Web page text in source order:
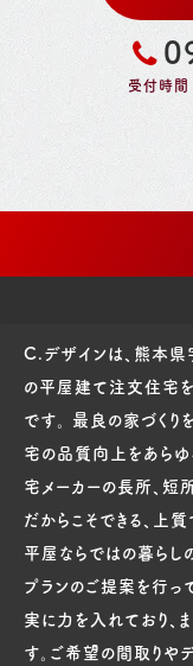
受付時
C.デザインは、熊本
の平屋建て注文住宅
です。 最良の家づくり
宅の品質向上をあらゆ
宅メーカーの長所、短
だからこそできる、上
平屋ならではの暮らし
プランのご提案を行っ
実に力を入れており、
す。ご希望の間取りや